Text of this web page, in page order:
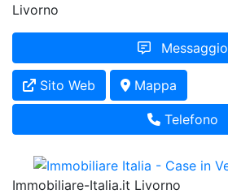
Livorno
Messaggio
Sito Web Mappa
Telefono
Immobiliare-Italia.it Livorno